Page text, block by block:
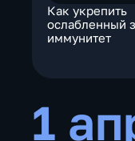
Как укрепить
ослабленный
иммунитет
1